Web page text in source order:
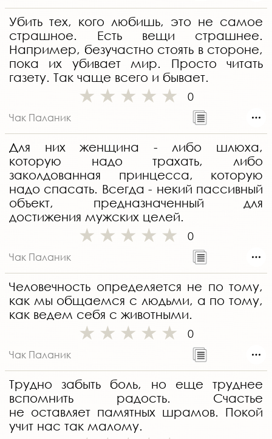
Убить тех, кого любишь, это не самое
страшное. Есть вещи страшнее.
Например, безучастно стоять в стороне,
пока их убивает мир. Просто читать
газету. Так чаще всего и бывает.
0
Чак Паланик
Для них женщина - либо шлюха,
которую надо трахать, либо
заколдованная принцесса, которую
надо спасать. Всегда - некий пассивный
объект, предназначенный для
достижения мужских целей.
0
Чак Паланик
Человечность определяется не по тому,
как мы общаемся с людьми, а по тому,
как ведем себя с животными.
0
Чак Паланик
Трудно забыть боль, но еще труднее
вспомнить радость. Счастье
не оставляет памятных шрамов. Покой
учит нас так малому.